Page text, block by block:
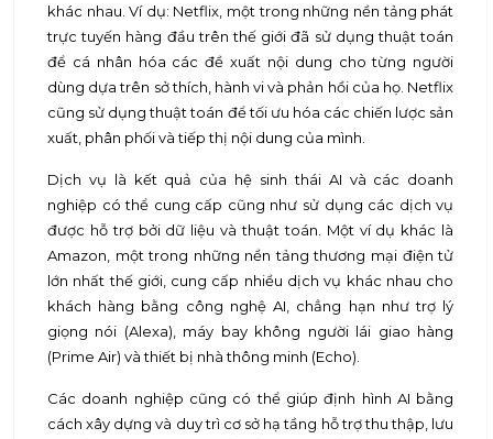
khác nhau. Ví dụ: Netflix, một trong những nền tảng phát
trực tuyến hàng đầu trên thế giới đã sử dụng thuật toán
để cá nhân hóa các đề xuất nội dung cho từng người
dùng dựa trên sở thích, hành vi và phản hồi của họ. Netflix
cũng sử dụng thuật toán để tối ưu hóa các chiến lược sản
xuất, phân phối và tiếp thị nội dung của mình.
Dịch vụ là kết quả của hệ sinh thái AI và các doanh
nghiệp có thể cung cấp cũng như sử dụng các dịch vụ
được hỗ trợ bởi dữ liệu và thuật toán. Một ví dụ khác là
Amazon, một trong những nền tảng thương mại điện tử
lớn nhất thế giới, cung cấp nhiều dịch vụ khác nhau cho
khách hàng bằng công nghệ AI, chẳng hạn như trợ lý
giọng nói (Alexa), máy bay không người lái giao hàng
(Prime Air) và thiết bị nhà thông minh (Echo).
Các doanh nghiệp cũng có thể giúp định hình AI bằng
cách xây dựng và duy trì cơ sở hạ tầng hỗ trợ thu thập, lưu